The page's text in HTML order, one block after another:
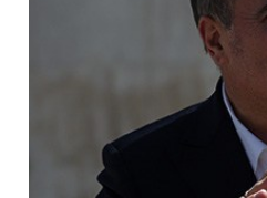
ارزان ترین زمان سفر کیش چه